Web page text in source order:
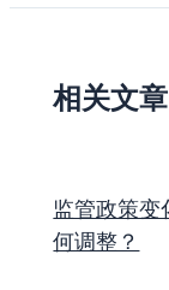
相关文章
监管政策变
何调整？